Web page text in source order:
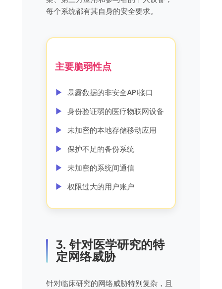
每个系统都有其自身的安全要求。
主要脆弱性点
暴露数据的非安全API接口
身份验证弱的医疗物联网设备
未加密的本地存储移动应用
保护不足的备份系统
未加密的系统间通信
权限过大的用户账户
3. 针对医学研究的特
定网络威胁
针对临床研究的网络威胁特别复杂，且